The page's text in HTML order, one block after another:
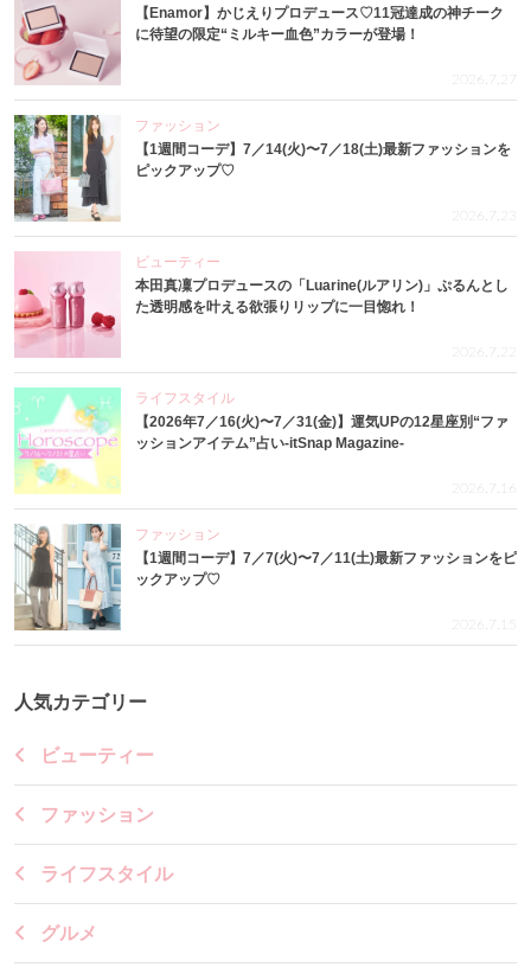
【Enamor】かじえりプロデュース♡11冠達成の神チーク
に待望の限定“ミルキー血色”カラーが登場！
2026.7.27
ファッション
【1週間コーデ】7／14(火)〜7／18(土)最新ファッションを
ピックアップ♡
2026.7.23
ビューティー
本田真凜プロデュースの「Luarine(ルアリン)」ぷるんとし
た透明感を叶える欲張りリップに一目惚れ！
2026.7.22
ライフスタイル
【2026年7／16(火)〜7／31(金)】運気UPの12星座別“ファ
ッションアイテム”占い-itSnap Magazine-
2026.7.16
ファッション
【1週間コーデ】7／7(火)〜7／11(土)最新ファッションをピ
ックアップ♡
2026.7.15
人気カテゴリー
ビューティー
ファッション
ライフスタイル
グルメ